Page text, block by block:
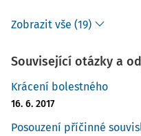
Zobrazit vše (19)
Související otázky a
Krácení bolestného
16. 6. 2017
Posouzení příčinné